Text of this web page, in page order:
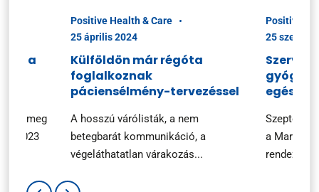
a
meg
2023
Positive Health & Care
25 április 2024
Külföldön már régóta
foglalkoznak
páciensélmény-tervezéssel
A hosszú várólisták, a nem
betegbarát kommunikáció, a
végeláthatatlan várakozás...
Positive
25
a